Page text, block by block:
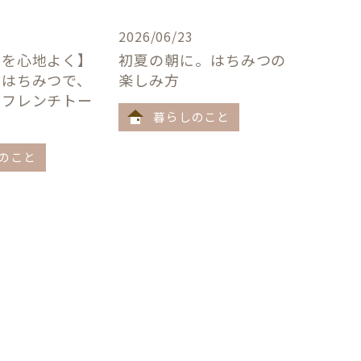
心地よく】
ちみつで、
レンチトー
こと
2026/06/23
初夏の朝に。はちみつの
楽しみ方
暮らしのこと